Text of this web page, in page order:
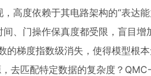
高度依赖于其电路架构的“表达
、门操作保真度都受限，盲目
的梯度指数级消失，使得模型根
，去匹配特定数据的复杂度？